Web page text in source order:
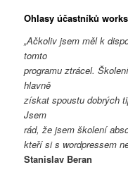
Ohlasy účastníků
„Ačkoliv jsem měl k
tomto
programu ztrácel.
hlavně
získat spoustu dobrých
Jsem
rád, že jsem školení
kteří si s wordpressem
Stanislav Beran